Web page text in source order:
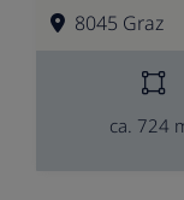
8045 Graz
ca. 724